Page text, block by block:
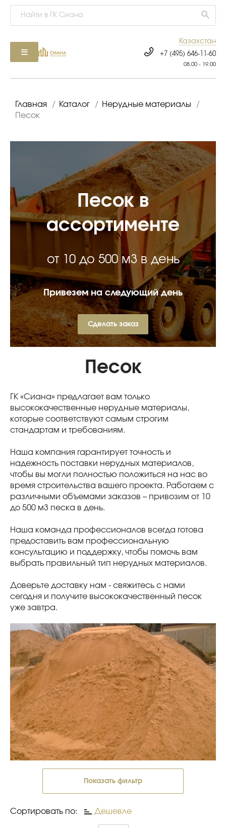
Казахстан
+7 (495) 646-11-60
08.00 - 19.00
Главная / Каталог / Нерудные материалы
/
Песок
Песок в
ассортименте
от 10 до 500 м3 в день
Привезем на следующий день
Сделать заказ
Песок
ГК «Сиана» предлагает вам только
высококачественные нерудные материалы,
которые соответствуют самым строгим
стандартам и требованиям.
Наша компания гарантирует точность и
надежность поставки нерудных материалов,
чтобы вы могли полностью положиться на нас во
время строительства вашего проекта. Работаем с
различными объемами заказов – привозим от 10
до 500 м3 песка в день.
Наша команда профессионалов всегда готова
предоставить вам профессиональную
консультацию и поддержку, чтобы помочь вам
выбрать правильный тип нерудных материалов.
Доверьте доставку нам - свяжитесь с нами
сегодня и получите высококачественный песок
уже завтра.
Показать фильтр
Сортировать по: Дешевле